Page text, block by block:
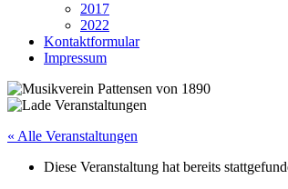
2017
2022
Kontaktformular
Impressum
« Alle Veranstaltungen
Diese Veranstaltung hat bereits